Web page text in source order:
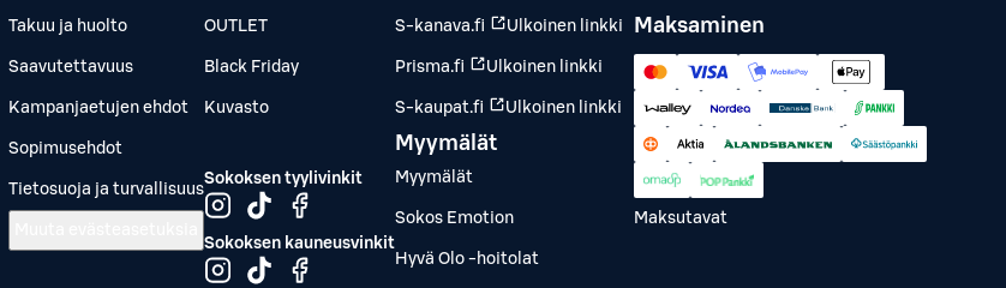
Takuu ja huolto
Saavutettavuus
Kampanjaetujen ehdot
Sopimusehdot
Tietosuoja ja turvallisuus
OUTLET
Black Friday
Kuvasto
Sokoksen tyylivinkit
Sokoksen kauneusvinkit
S-kanava.fi Ulkoinen linkki
Prisma.fi Ulkoinen linkki
S-kaupat.fi Ulkoinen linkki
Myymälät
Myymälät
Sokos Emotion
Hyvä Olo -hoitolat
Maksaminen
Maksutavat